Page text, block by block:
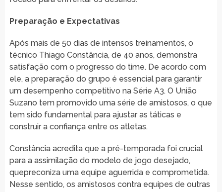
Preparação e Expectativas
Após mais de 50 dias de intensos treinamentos, o
técnico Thiago Constância, de 40 anos, demonstra
satisfação com o progresso do time. De acordo com
ele, a preparação do grupo é essencial para garantir
um desempenho competitivo na Série A3. O União
Suzano tem promovido uma série de amistosos, o que
tem sido fundamental para ajustar as táticas e
construir a confiança entre os atletas.
Constância acredita que a pré-temporada foi crucial
para a assimilação do modelo de jogo desejado,
quepreconiza uma equipe aguerrida e comprometida.
Nesse sentido, os amistosos contra equipes de outras